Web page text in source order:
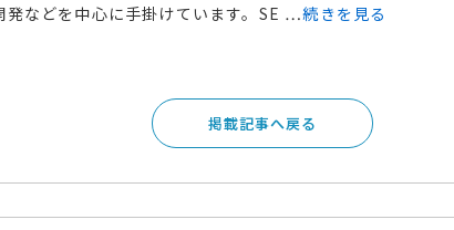
発などを中心に手掛けています。SE …続きを見る
掲載記事へ戻る